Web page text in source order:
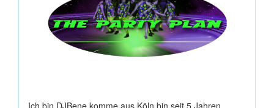
Ich bin DJBene komme aus Köln bin seit 5 Jahren